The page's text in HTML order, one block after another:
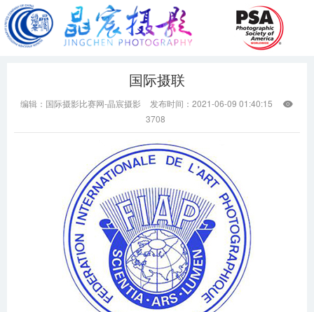
国际摄联
编辑：国际摄影比赛网-晶宸摄影 发布时间：2021-06-09 01:40:15 
3708